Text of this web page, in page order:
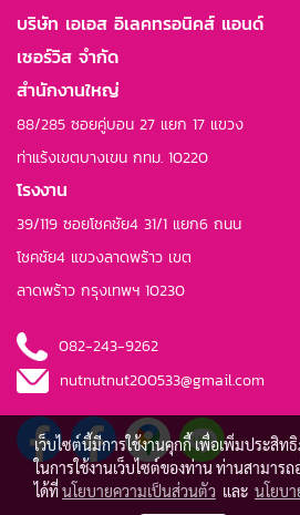
บริษัท เอเอส อิเลคทรอนิคส์ แอนด์
เซอร์วิส จำกัด
สำนักงานใหญ่
88/285 ซอยคู่บอน 27 แยก 17 แขวง
ท่าแร้งเขตบางเขน กทม. 10220
โรงงาน
39/119 ซอยโชคชัย4 31/1 แยก6 ถนน
โชคชัย4 แขวงลาดพร้าว เขต
ลาดพร้าว กรุงเทพฯ 10230
082-243-9262
nutnutnut200533@gmail.com
เว็บไซต์นี้มีการใช้งานคุกกี้ เพื่อเพิ่มประสิ
ในการใช้งานเว็บไซต์ของท่าน ท่านสามาร
ได้ที่นโยบายความเป็นส่วนตัว และ นโยบ